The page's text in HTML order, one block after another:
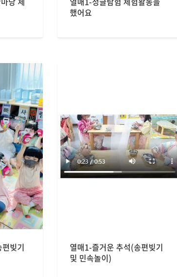
했어요
빚기
열매1-즐거운 추석(송편빚기
및 민속놀이)